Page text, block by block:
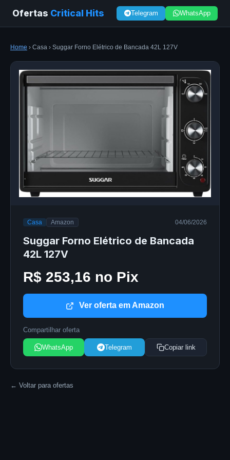
Ofertas Critical Hits Telegram WhatsApp
Home › Casa › Suggar Forno Elétrico de Bancada 42L 127V
Casa Amazon 04/06/2026
Suggar Forno Elétrico de Bancada
42L 127V
R$ 253,16 no Pix
Ver oferta em Amazon
Compartilhar oferta
WhatsApp Telegram Copiar link
← Voltar para ofertas